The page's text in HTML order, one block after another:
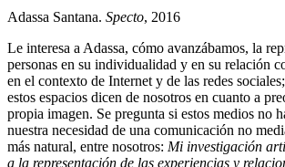
Adassa Santana. Specto, 2016
Le interesa a Adassa, cómo avanzábamos, la
personas en su individualidad y en su relación
en el contexto de Internet y de las redes
estos espacios dicen de nosotros en cuanto a
propia imagen. Se pregunta si estos medios no
nuestra necesidad de una comunicación no
más natural, entre nosotros: Mi investigación
a la representación de las experiencias y